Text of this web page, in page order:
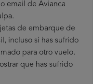
email de Avianca
de embarque de
incluso si has sufrido
para otro vuelo.
que has sufrido